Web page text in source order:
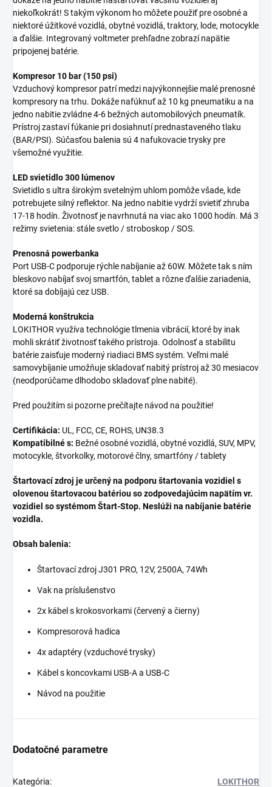
niekoľkokrát! S takým výkonom ho môžete použiť pre osobné a
niektoré úžitkové vozidlá, obytné vozidlá, traktory, lode, motocykle
a ďalšie. Integrovaný voltmeter prehľadne zobrazí napätie
pripojenej batérie.
Kompresor 10 bar (150 psi)
Vzduchový kompresor patrí medzi najvýkonnejšie malé prenosné
kompresory na trhu. Dokáže nafúknuť až 10 kg pneumatiku a na
jedno nabitie zvládne 4-6 bežných automobilových pneumatík.
Prístroj zastaví fúkanie pri dosiahnutí prednastaveného tlaku
(BAR/PSI). Súčasťou balenia sú 4 nafukovacie trysky pre
všemožné využitie.
LED svietidlo 300 lúmenov
Svietidlo s ultra širokým svetelným uhlom pomôže všade, kde
potrebujete silný reflektor. Na jedno nabitie vydrží svietiť zhruba
17-18 hodín. Životnosť je navrhnutá na viac ako 1000 hodín. Má 3
režimy svietenia: stále svetlo / stroboskop / SOS.
Prenosná powerbanka
Port USB-C podporuje rýchle nabíjanie až 60W. Môžete tak s ním
bleskovo nabíjať svoj smartfón, tablet a rôzne ďalšie zariadenia,
ktoré sa dobíjajú cez USB.
Moderná konštrukcia
LOKITHOR využíva technológie tlmenia vibrácií, ktoré by inak
mohli skrátiť životnosť takého prístroja. Odolnosť a stabilitu
batérie zaisťuje moderný riadiaci BMS systém. Veľmi malé
samovybíjanie umožňuje skladovať nabitý prístroj až 30 mesiacov
(neodporúčame dlhodobo skladovať plne nabité).
Pred použitím si pozorne prečítajte návod na použitie!
Certifikácia: UL, FCC, CE, ROHS, UN38.3
Kompatibilné s: Bežné osobné vozidlá, obytné vozidlá, SUV, MPV,
motocykle, štvorkolky, motorové člny, smartfóny / tablety
Štartovací zdroj je určený na podporu štartovania vozidiel s
olovenou štartovacou batériou so zodpovedajúcim napätím vr.
vozidiel so systémom Štart-Stop. Neslúži na nabíjanie batérie
vozidla.
Obsah balenia:
Štartovací zdroj J301 PRO, 12V, 2500A, 74Wh
Vak na príslušenstvo
2x kábel s krokosvorkami (červený a čierny)
Kompresorová hadica
4x adaptéry (vzduchové trysky)
Kábel s koncovkami USB-A a USB-C
Návod na použitie
Dodatočné parametre
Kategória: LOKITHOR